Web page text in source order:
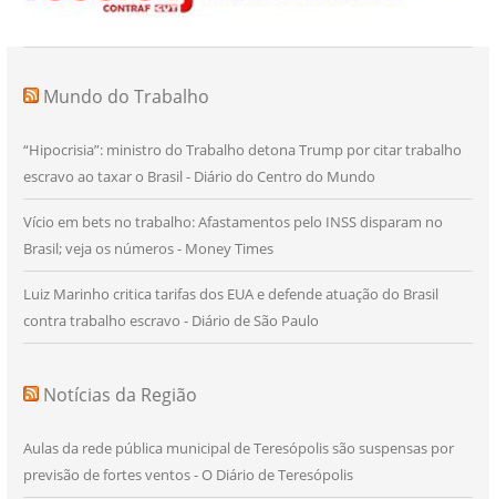
Mundo do Trabalho
“Hipocrisia”: ministro do Trabalho detona Trump por citar trabalho
escravo ao taxar o Brasil - Diário do Centro do Mundo
Vício em bets no trabalho: Afastamentos pelo INSS disparam no
Brasil; veja os números - Money Times
Luiz Marinho critica tarifas dos EUA e defende atuação do Brasil
contra trabalho escravo - Diário de São Paulo
Notícias da Região
Aulas da rede pública municipal de Teresópolis são suspensas por
previsão de fortes ventos - O Diário de Teresópolis